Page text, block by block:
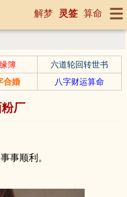
解梦 灵签 算命
簿
六道轮回转世书
合婚 八字财运算命
厂
事顺利。